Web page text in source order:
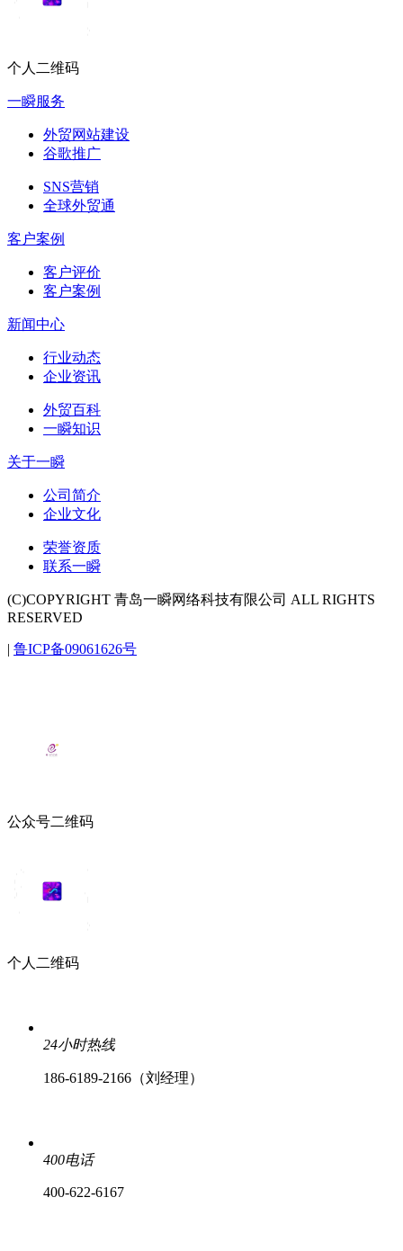
个人二维码
一瞬服务
外贸网站建设
谷歌推广
SNS营销
全球外贸通
客户案例
客户评价
客户案例
新闻中心
行业动态
企业资讯
外贸百科
一瞬知识
关于一瞬
公司简介
企业文化
荣誉资质
联系一瞬
(C)COPYRIGHT 青岛一瞬网络科技有限公司 ALL RIGHTS
RESERVED
| 鲁ICP备09061626号
公众号二维码
个人二维码
24小时热线
186-6189-2166（刘经理）
400电话
400-622-6167